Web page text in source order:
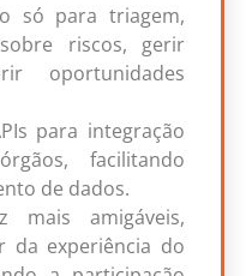
só para triagem,
riscos, gerir
oportunidades
para integração
facilitando
de dados.
mais amigáveis,
da experiência do